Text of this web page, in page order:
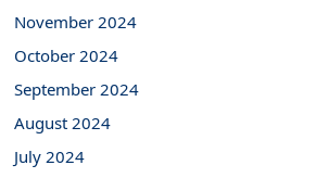
November 2024
October 2024
September 2024
August 2024
July 2024